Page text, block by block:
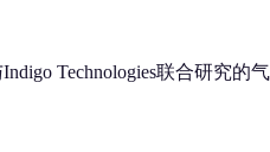
Technologies联合研究的气